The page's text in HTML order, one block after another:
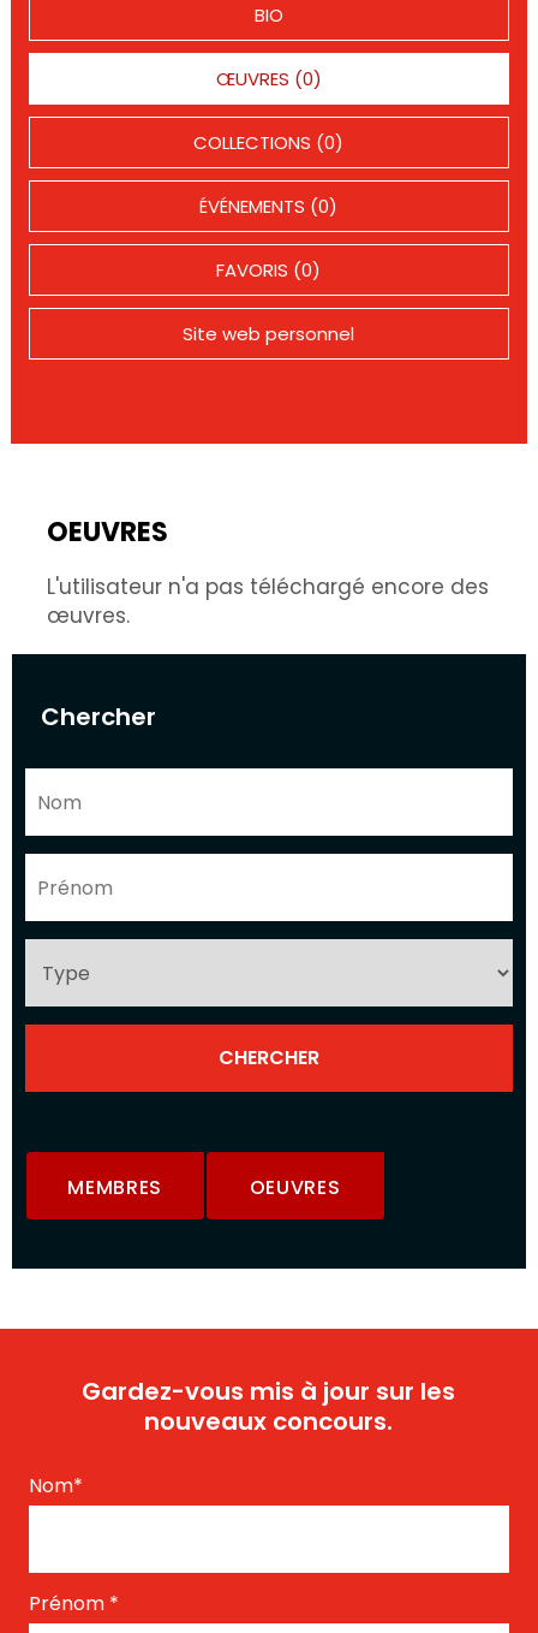
Chercher
MEMBRES OEUVRES
BIO
ŒUVRES (0)
COLLECTIONS (0)
ÉVÉNEMENTS (0)
FAVORIS (0)
Site web personnel
OEUVRES
L'utilisateur n'a pas téléchargé encore des
œuvres.
Gardez-vous mis à jour sur les
nouveaux concours.
Nom*
Prénom *